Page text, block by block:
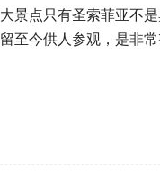
景点只有圣索菲亚不
至今供人参观，是非常